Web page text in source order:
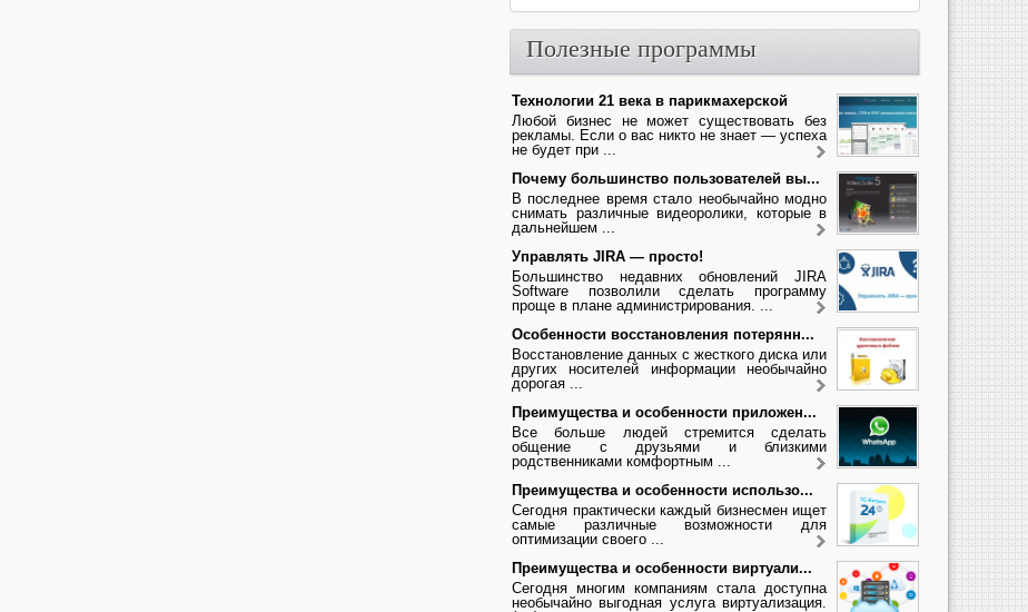
Полезные программы
Технологии 21 века в парикмахерской
Любой бизнес не может существовать без
рекламы. Если о вас никто не знает — успеха
не будет при ...
Почему большинство пользователей вы...
В последнее время стало необычайно модно
снимать различные видеоролики, которые в
дальнейшем ...
Управлять JIRA — просто!
Большинство недавних обновлений JIRA
Software позволили сделать программу
проще в плане администрирования. ...
Особенности восстановления потерянн...
Восстановление данных с жесткого диска или
других носителей информации необычайно
дорогая ...
Преимущества и особенности приложен...
Все больше людей стремится сделать
общение с друзьями и близкими
родственниками комфортным ...
Преимущества и особенности использо...
Сегодня практически каждый бизнесмен ищет
самые различные возможности для
оптимизации своего ...
Преимущества и особенности виртуали...
Сегодня многим компаниям стала доступна
необычайно выгодная услуга виртуализация.